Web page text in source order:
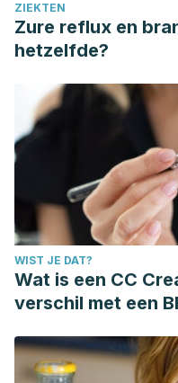
ZIEKTEN
Zure reflux en
hetzelfde?
WIST JE DAT?
Wat is een CC
verschil met een